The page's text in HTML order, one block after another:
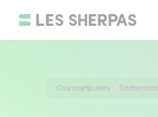
Cours particuliers Soutien